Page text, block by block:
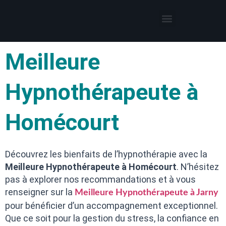
Meilleure
Hypnothérapeute à
Homécourt
Découvrez les bienfaits de l’hypnothérapie avec la
Meilleure Hypnothérapeute à Homécourt. N’hésitez
pas à explorer nos recommandations et à vous
renseigner sur la Meilleure Hypnothérapeute à Jarny
pour bénéficier d’un accompagnement exceptionnel.
Que ce soit pour la gestion du stress, la confiance en